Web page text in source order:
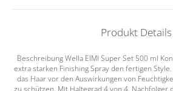
Produkt Details
Beschreibung Wella EIMI Super Set 500 ml
extra starken Finishing Spray den fertigen
das Haar vor den Auswirkungen von
zu schützen. Mit Haltegrad 4 von 4. Nachfolger